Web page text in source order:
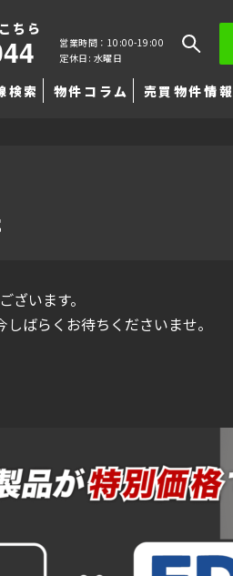
ちら
営業時間：10:00-19:00
定休日: 水曜日
検索 物件コラム 売買物件情報
います。
ばらくお待ちくださいませ。